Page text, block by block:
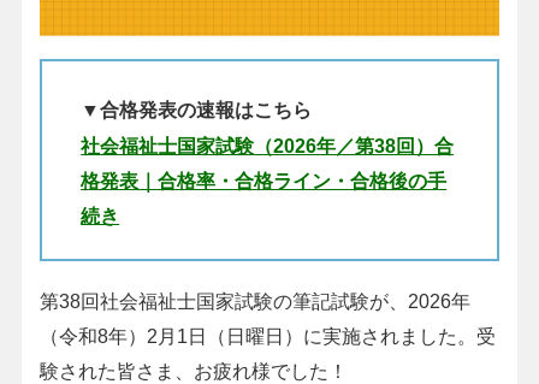
▼合格発表の速報はこちら
社会福祉士国家試験（2026年／第38回）合
格発表｜合格率・合格ライン・合格後の手
続き
第38回社会福祉士国家試験の筆記試験が、2026年
（令和8年）2月1日（日曜日）に実施されました。受
験された皆さま、お疲れ様でした！